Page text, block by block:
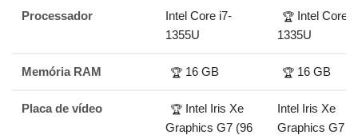
Processador
Intel Core i7-
1355U
🏆 Intel Core
1335U
Memória RAM 🏆 16 GB 🏆 16 GB
Placa de vídeo 🏆 Intel Iris Xe
Graphics G7 (96
Intel Iris Xe
Graphics G7